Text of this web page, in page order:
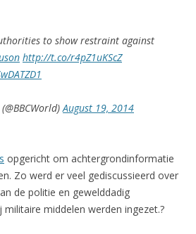
to show restraint against
http://t.co/r4pZ1uKScZ
August 19, 2014
opgericht om achtergrondinformatie
Zo werd er veel gediscussieerd over
de politie en gewelddadig
middelen werden ingezet.?